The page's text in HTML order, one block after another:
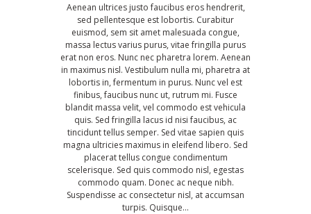
Aenean ultrices justo faucibus eros hendrerit,
sed pellentesque est lobortis. Curabitur
euismod, sem sit amet malesuada congue,
massa lectus varius purus, vitae fringilla purus
erat non eros. Nunc nec pharetra lorem. Aenean
in maximus nisl. Vestibulum nulla mi, pharetra at
lobortis in, fermentum in purus. Nunc vel est
finibus, faucibus nunc ut, rutrum mi. Fusce
blandit massa velit, vel commodo est vehicula
quis. Sed fringilla lacus id nisi faucibus, ac
tincidunt tellus semper. Sed vitae sapien quis
magna ultricies maximus in eleifend libero. Sed
placerat tellus congue condimentum
scelerisque. Sed quis commodo nisl, egestas
commodo quam. Donec ac neque nibh.
Suspendisse ac consectetur nisl, at accumsan
turpis. Quisque